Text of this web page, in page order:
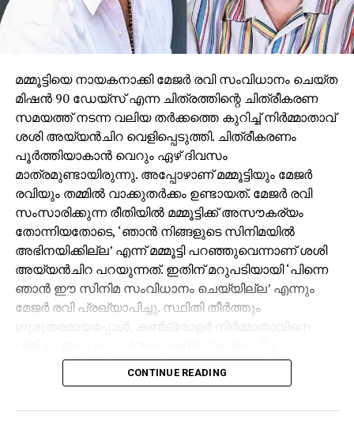
മമ്മൂട്ടിയെ നായകനാക്കി മേജര്‍ രവി സംവിധാനം ചെയ്ത
മിഷന്‍ 90 ഡേയ്‌സ് എന്ന ചിത്രത്തിന്റെ ചിത്രീകരണ
സമയത്ത് നടന്ന വലിയ തര്‍ക്കത്തെ കുറിച്ച് നിര്‍മ്മാതാവ്
ശശി അയ്യന്‍ചിറ വെളിപ്പെടുത്തി. ചിത്രീകരണം
പൂര്‍ത്തിയാകാന്‍ വെറും ഏഴ് ദിവസം
മാത്രമുണ്ടായിരുന്നു. അപ്പോഴാണ് മമ്മൂട്ടിയും മേജര്‍
രവിയും തമ്മില്‍ വാക്കുതര്‍ക്കം ഉണ്ടായത്. മേജര്‍ രവി
സംസാരിക്കുന്ന രീതിയില്‍ മമ്മൂട്ടിക്ക് അസൗകര്യം
തോന്നിയതോടെ, ‘ഞാന്‍ നിങ്ങളുടെ സിനിമയില്‍
അഭിനയിക്കില്ല’ എന്ന് മമ്മൂട്ടി പറഞ്ഞുവെന്നാണ് ശശി
അയ്യന്‍ചിറ പറയുന്നത്. ഇതിന് മറുപടിയായി ‘പിന്നെ
ഞാന്‍ ഈ സിനിമ സംവിധാനം ചെയ്യില്ല’ എന്നും
മേജര്‍ രവി പ്രഖ്യാപിച്ചു. സ്ഥിതി തീര്‍ത്തും
സാഹചര്യത്തില്‍ ശശി അയ്യന്‍ചിറ ശാന്തമായി,
‘മമ്മൂക്ക അഭിനയിക്കണ്ട, മേജര്‍ സാര്‍ സംവിധാനം
CONTINUE READING